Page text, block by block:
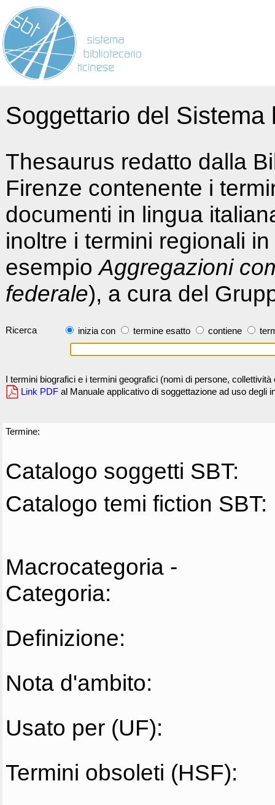
Soggettario del
Thesaurus redatto dalla
Firenze contenente i
documenti in lingua
inoltre i termini regionali
esempioAggregazioni
federale), a cura del
Ricerca inizia con termine esatto contiene
I termini biografici e i termini geografici (nomi di persone,
Link PDF al Manuale applicativo di soggettazione ad uso degli
Termine:
Catalogo soggetti SBT:
Catalogo temi fiction SBT:
Macrocategoria -
Categoria:
Definizione:
Nota d'ambito:
Usato per (UF):
Termini obsoleti (HSF):